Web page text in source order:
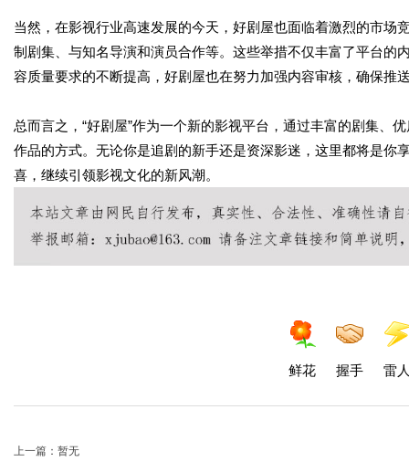
当然，在影视行业高速发展的今天，好剧屋也面临着激烈的市
制剧集、与知名导演和演员合作等。这些举措不仅丰富了平台的
容质量要求的不断提高，好剧屋也在努力加强内容审核，确保推
总而言之，“好剧屋”作为一个新的影视平台，通过丰富的剧集、
作品的方式。无论你是追剧的新手还是资深影迷，这里都将是你
喜，继续引领影视文化的新风潮。
鲜花 握手 雷
上一篇：暂无